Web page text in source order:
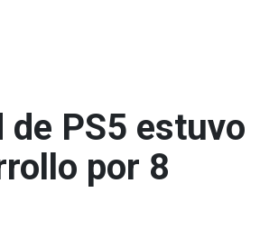
de PS5 estuvo
por 8